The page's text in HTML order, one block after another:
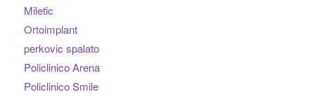
Miletic
Ortoimplant
perkovic spalato
Policlinico Arena
Policlinico Smile